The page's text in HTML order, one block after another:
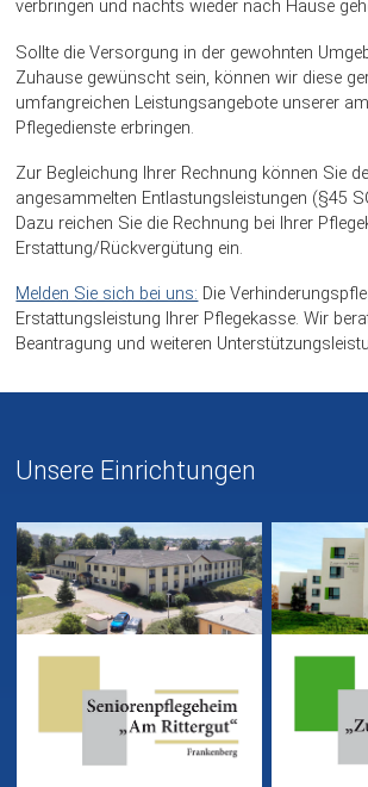
verbringen und nachts wieder nach Hause
Sollte die Versorgung in der gewohnten
Zuhause gewünscht sein, können wir diese
umfangreichen Leistungsangebote unserer
Pflegedienste erbringen.
Zur Begleichung Ihrer Rechnung können Sie
angesammelten Entlastungsleistungen (§45
Dazu reichen Sie die Rechnung bei Ihrer
Erstattung/Rückvergütung ein.
Melden Sie sich bei uns: Die
Erstattungsleistung Ihrer Pflegekasse. Wir
Beantragung und weiteren
Unsere Einrichtungen